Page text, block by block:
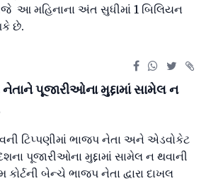
આ મહિનાના અંત સુધીમાં 1 બિલિયન
છે.
પૂજારીઓના મુદ્દામાં સામેલ ન
ટિપ્પણીમાં ભાજપ નેતા અને એડવોકેટ
પૂજારીઓના મુદ્દામાં સામેલ ન થવાની
બેન્ચે ભાજપ નેતા દ્વારા દાખલ